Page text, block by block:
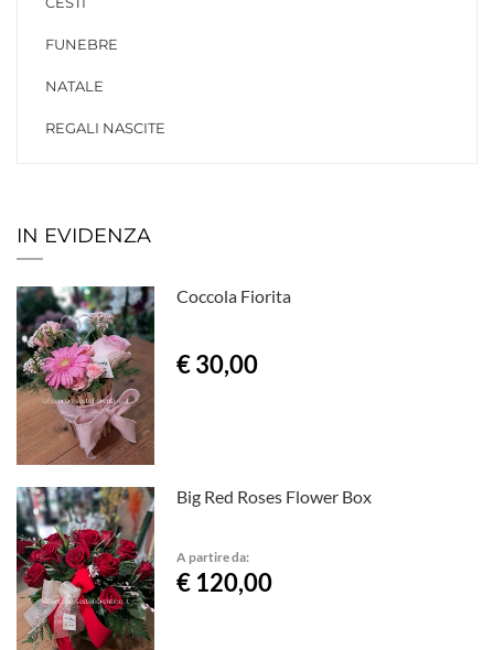
FUNEBRE
NATALE
REGALI NASCITE
IN EVIDENZA
Coccola Fiorita
€ 30,00
Big Red Roses Flower Box
A partire da:
€ 120,00